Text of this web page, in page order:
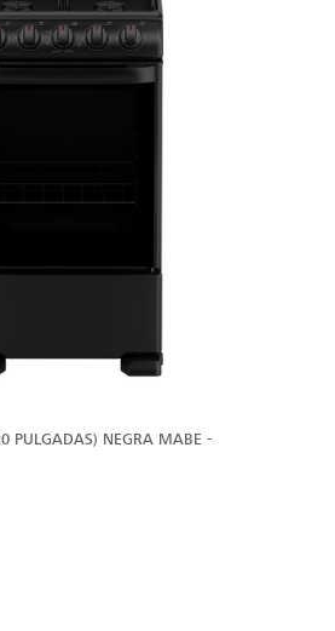
PULGADAS) NEGRA MABE -